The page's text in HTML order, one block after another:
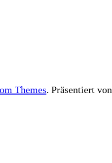
Themes. Präsentiert von